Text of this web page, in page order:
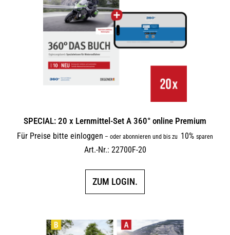
SPECIAL: 20 x Lernmittel-Set A 360° online Premium
Für Preise bitte einloggen – oder abonnieren und bis zu 10% sparen
Art.-Nr.: 22700F-20
ZUM LOGIN.